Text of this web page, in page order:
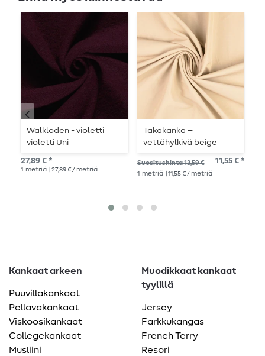
Walkloden - violetti
violetti Uni
27,89 € *
1 metriä | 27,89 € / metriä
Takakanka –
vettähylkivä beige
trenssitakki
Suositushinta 13,59 € 11,55 € *
1 metriä | 11,55 € / metriä
Kankaat arkeen
Puuvillakankaat
Pellavakankaat
Viskoosikankaat
Collegekankaat
Musliini
Muodikkaat kankaat
tyylillä
Jersey
Farkkukangas
French Terry
Resori